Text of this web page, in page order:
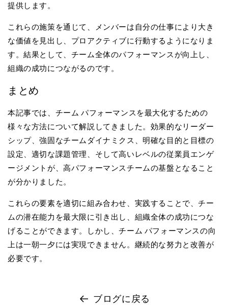
提供します。
これらの施策を通じて、メンバーは自分の仕事により大き
な価値を見出し、プロアクティブに行動するようになりま
す。結果として、チーム全体のパフォーマンスが向上し、
組織の成功につながるのです。
まとめ
本記事では、チーム パフォーマンスを最大化するための
様々な方法について解説してきました。効果的なリーダー
シップ、強固なチームダイナミクス、明確な目的と目標の
設定、適切な課題管理、そして高いレベルの従業員エンゲ
ージメントが、高パフォーマンスチームの基盤となること
が分かりました。
これらの要素を適切に組み合わせ、実践することで、チー
ムの潜在能力を最大限に引き出し、組織全体の成功につな
げることができます。しかし、チーム パフォーマンスの向
上は一朝一夕には実現できません。継続的な努力と改善が
必要です。
ブログに戻る